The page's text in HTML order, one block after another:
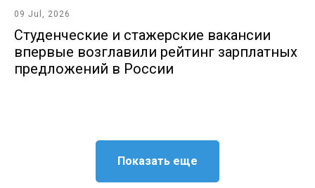
09 Jul, 2026
Студенческие и стажерские вакансии
впервые возглавили рейтинг зарплатных
предложений в России
Показать еще